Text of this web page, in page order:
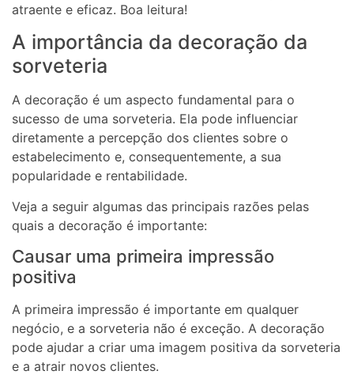
atraente e eficaz. Boa leitura!
A importância da decoração da
sorveteria
A decoração é um aspecto fundamental para o
sucesso de uma sorveteria. Ela pode influenciar
diretamente a percepção dos clientes sobre o
estabelecimento e, consequentemente, a sua
popularidade e rentabilidade.
Veja a seguir algumas das principais razões pelas
quais a decoração é importante:
Causar uma primeira impressão
positiva
A primeira impressão é importante em qualquer
negócio, e a sorveteria não é exceção. A decoração
pode ajudar a criar uma imagem positiva da sorveteria
e a atrair novos clientes.